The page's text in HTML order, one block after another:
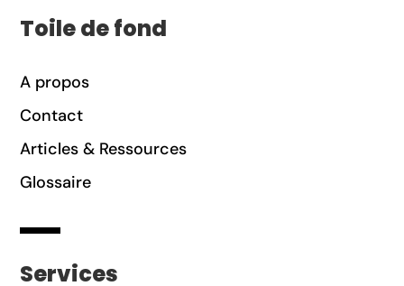
Toile de fond
A propos
Contact
Articles & Ressources
Glossaire
Services